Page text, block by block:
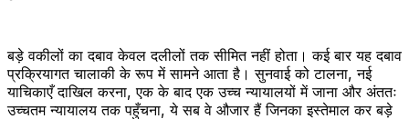
बड़े वकीलों का दबाव केवल दलीलों तक सीमित नहीं होता। कई बार यह दबाव
प्रक्रियागत चालाकी के रूप में सामने आता है। सुनवाई को टालना, नई
याचिकाएँ दाखिल करना, एक के बाद एक उच्च न्यायालयों में जाना और अंततः
उच्चतम न्यायालय तक पहुँचना, ये सब वे औजार हैं जिनका इस्तेमाल कर बड़े